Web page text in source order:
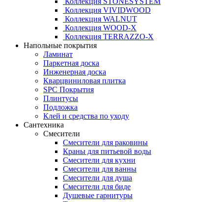
Коллекция VIVIDWOOD
Коллекция WALNUT
Коллекция WOOD-X
Коллекция ТЕRRАZZO-X
Напольные покрытия
Ламинат
Паркетная доска
Инженерная доска
Кварцвиниловая плитка
SPC Покрытия
Плинтусы
Подложка
Клей и средства по уходу
Сантехника
Смесители
Смесители для раковины
Краны для питьевой воды
Смесители для кухни
Смесители для ванны
Смесители для душа
Смесители для биде
Душевые гарнитуры